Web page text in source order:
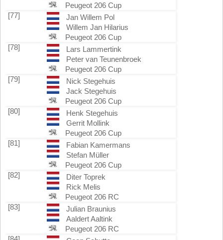
Peugeot 206 Cup
[77]
Jan Willem Pol
Willem Jan Hilarius
Peugeot 206 Cup
[78]
Lars Lammertink
Peter van Teunenbroek
Peugeot 206 Cup
[79]
Nick Stegehuis
Jack Stegehuis
Peugeot 206 Cup
[80]
Henk Stegehuis
Gerrit Mollink
Peugeot 206 Cup
[81]
Fabian Kamermans
Stefan Müller
Peugeot 206 Cup
[82]
Diter Toprek
Rick Melis
Peugeot 206 RC
[83]
Julian Braunius
Aaldert Aaltink
Peugeot 206 RC